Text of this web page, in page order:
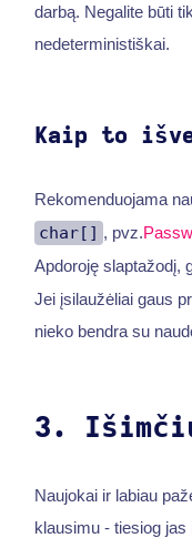
darbą. Negalite būti
nedeterministiškai.
Kaip to
Rekomenduojama
char[] , pvz.
Apdoroję slaptažodį,
Jei įsilaužėliai gaus
nieko bendra su
3.
Naujokai ir labiau
klausimu - tiesiog